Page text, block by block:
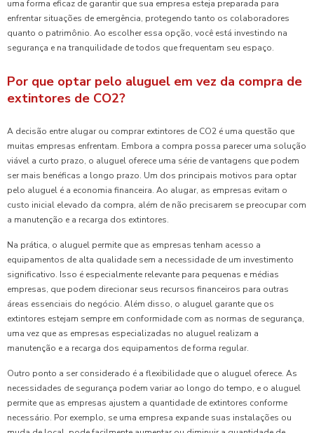
uma forma eficaz de garantir que sua empresa esteja preparada para
enfrentar situações de emergência, protegendo tanto os colaboradores
quanto o patrimônio. Ao escolher essa opção, você está investindo na
segurança e na tranquilidade de todos que frequentam seu espaço.
Por que optar pelo aluguel em vez da compra de
extintores de CO2?
A decisão entre alugar ou comprar extintores de CO2 é uma questão que
muitas empresas enfrentam. Embora a compra possa parecer uma solução
viável a curto prazo, o aluguel oferece uma série de vantagens que podem
ser mais benéficas a longo prazo. Um dos principais motivos para optar
pelo aluguel é a economia financeira. Ao alugar, as empresas evitam o
custo inicial elevado da compra, além de não precisarem se preocupar com
a manutenção e a recarga dos extintores.
Na prática, o aluguel permite que as empresas tenham acesso a
equipamentos de alta qualidade sem a necessidade de um investimento
significativo. Isso é especialmente relevante para pequenas e médias
empresas, que podem direcionar seus recursos financeiros para outras
áreas essenciais do negócio. Além disso, o aluguel garante que os
extintores estejam sempre em conformidade com as normas de segurança,
uma vez que as empresas especializadas no aluguel realizam a
manutenção e a recarga dos equipamentos de forma regular.
Outro ponto a ser considerado é a flexibilidade que o aluguel oferece. As
necessidades de segurança podem variar ao longo do tempo, e o aluguel
permite que as empresas ajustem a quantidade de extintores conforme
necessário. Por exemplo, se uma empresa expande suas instalações ou